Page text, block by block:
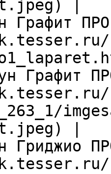
|
Графит
Графит
|
Гриджио